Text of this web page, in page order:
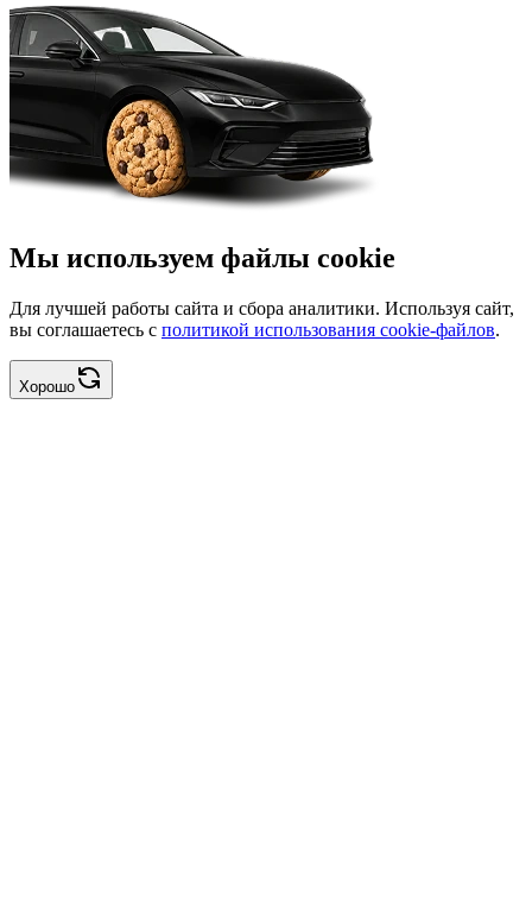
Мы используем файлы cookie
Для лучшей работы сайта и сбора аналитики. Используя сайт,
вы соглашаетесь с политикой использования cookie-файлов.
Хорошо